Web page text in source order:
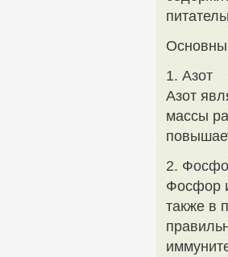
1. Азот
Азот
массы
2.
Фосфор
также в